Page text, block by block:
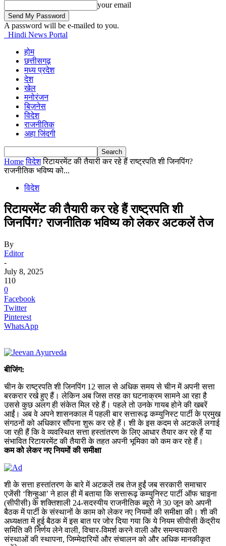
your email
A password will be e-mailed to you.
Hindi News Portal
होम
छत्तीसगढ़
मध्य प्रदेश
देश
खेल
मनोरंजन
बिज़नेस
विदेश
राजनीतिक
अहा जिंदगी
Home विदेश रिटायरमेंट की तैयारी कर रहे हैं राष्ट्रपति शी जिनपिंग?
राजनीतिक भविष्य को...
विदेश
रिटायरमेंट की तैयारी कर रहे हैं राष्ट्रपति शी
जिनपिंग? राजनीतिक भविष्य को लेकर अटकलें तेज
By
Editor
-
July 8, 2025
110
0
Facebook
Twitter
Pinterest
WhatsApp
बीजिंग:
चीन के राष्ट्रपति शी जिनपिंग 12 साल से अधिक समय से चीन में अपनी सत्ता
बरकरार रखे हुए हैं। लेकिन अब जिस तरह का घटनाक्रम सामने आ रहा है
उससे कुछ अलग ही संकेत मिल रहे हैं। पहले तो उनके गायब होने की खबरें
आईं। अब वे अपने शासनकाल में पहली बार सत्तारूढ़ कम्युनिस्ट पार्टी के प्रमुख
संगठनों को अधिकार सौंपना शुरू कर रहे हैं। शी के इस कदम से अटकलें लगाई
जा रही हैं कि वे व्यवस्थित सत्ता हस्तांतरण के लिए आधार तैयार कर रहे हैं या
संभावित रिटायरमेंट की तैयारी के तहत अपनी भूमिका को कम कर रहे हैं।
कम को लेकर नए नियमों की समीक्षा
शी के सत्ता हस्तांतरण के बारे में अटकलें तब तेज हुईं जब सरकारी समाचार
एजेंसी ‘शिन्हुआ’ ने हाल ही में बताया कि सत्तारूढ़ कम्युनिस्ट पार्टी ऑफ चाइना
(सीपीसी) के शक्तिशाली 24-सदस्यीय राजनीतिक ब्यूरो ने 30 जून को अपनी
बैठक में पार्टी के संस्थानों के काम को लेकर नए नियमों की समीक्षा की। शी की
अध्यक्षता में हुई बैठक में इस बात पर जोर दिया गया कि ये नियम सीपीसी केंद्रीय
समिति की निर्णय लेने वाली, विचार-विमर्श करने वाली और समन्वयकारी
संस्थाओं की स्थापना, जिम्मेदारियों और संचालन को और अधिक मानकीकृत